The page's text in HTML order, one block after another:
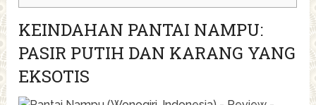
KEINDAHAN PANTAI NAMPU:
PASIR PUTIH DAN KARANG YANG
EKSOTIS